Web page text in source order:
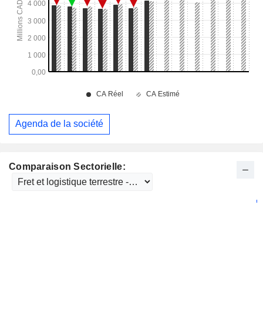
Comparaison Sectorielle:
Agenda de la société